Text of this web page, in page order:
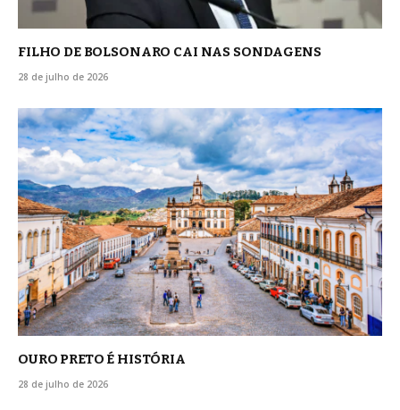
FILHO DE BOLSONARO CAI NAS SONDAGENS
28 de julho de 2026
OURO PRETO É HISTÓRIA
28 de julho de 2026